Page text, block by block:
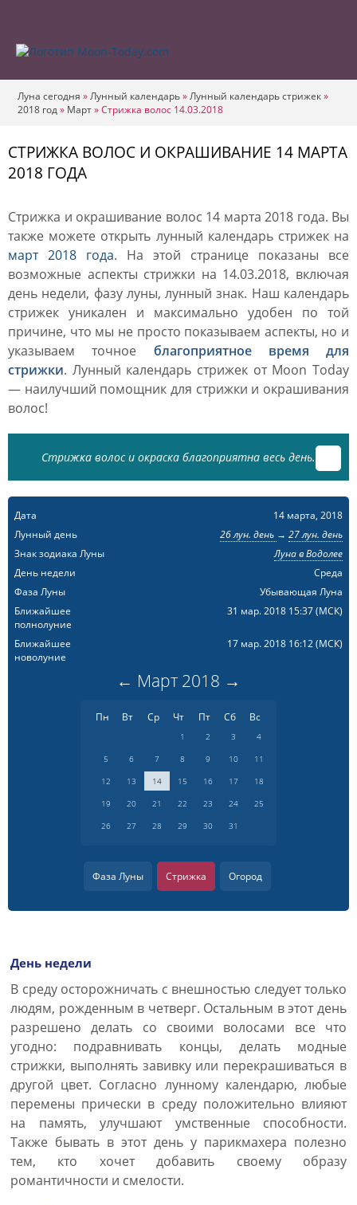
Луна сегодня »Лунный календарь»Лунный календарь стрижек»
2018 год» Март»Стрижка волос 14.03.2018
СТРИЖКА ВОЛОС И ОКРАШИВАНИЕ 14 МАРТА
2018 ГОДА
Стрижка и окрашивание волос 14 марта 2018 года. Вы
также можете открыть лунный календарь стрижек на
март 2018 года. На этой странице показаны все
возможные аспекты стрижки на 14.03.2018, включая
день недели, фазу луны, лунный знак. Наш календарь
стрижек уникален и максимально удобен по той
причине, что мы не просто показываем аспекты, но и
указываем точное благоприятное время для
стрижки. Лунный календарь стрижек от Moon Today
— наилучший помощник для стрижки и окрашивания
волос!
Стрижка волос и окраска благоприятна весь день.
Дата
14 марта, 2018
Лунный день
26 лун. день → 27 лун. день
Знак зодиака Луны
Луна в Водолее
День недели
Среда
Фаза Луны
Убывающая Луна
Ближайшее
полнолуние
31 мар. 2018 15:37(МСК)
Ближайшее
новолуние
17 мар. 2018 16:12(МСК)
← Март 2018 →
Пн Вт Ср Чт Пт Сб Вс
1 2 3
4
5
6 7 8 9 10
11
12
13 14 15 16 17
18
19
20 21 22 23 24
25
26
27 28 29 30 31
Фаза Луны Стрижка Огород
День недели
В среду осторожничать с внешностью следует только
людям, рожденным в четверг. Остальным в этот день
разрешено делать со своими волосами все что
угодно: подравнивать концы, делать модные
стрижки, выполнять завивку или перекрашиваться в
другой цвет. Согласно лунному календарю, любые
перемены прически в среду положительно влияют
на память, улучшают умственные способности.
Также бывать в этот день у парикмахера полезно
тем, кто хочет добавить своему образу
романтичности и смелости.